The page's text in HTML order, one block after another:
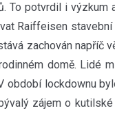
To potvrdil i výzkum
Raiffeisen
zachován napříč
domě. Lidé
období lockdownu
zájem o